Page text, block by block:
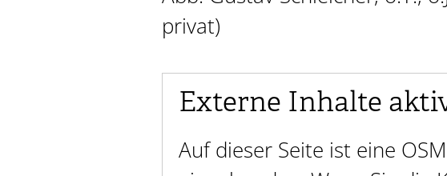
privat)
Externe Inhalte
Auf dieser Seite ist eine